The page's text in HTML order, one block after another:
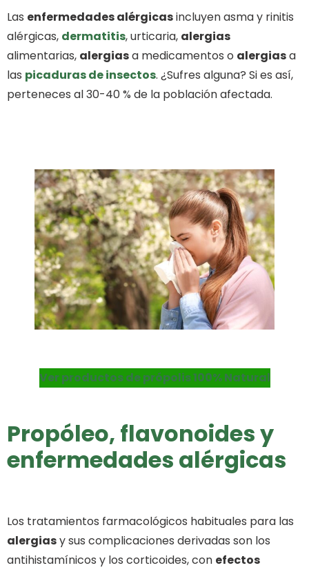
Las enfermedades alérgicasincluyen asma y rinitis
alérgicas, dermatitis, urticaria, alergias
alimentarias, alergiasa medicamentos o alergiasa
las picaduras de insectos. ¿Sufres alguna? Si es así,
perteneces al 30-40 % de la población afectada.
Ver productos de própolis 100% Natural
Propóleo, flavonoides y
enfermedades alérgicas
Los tratamientos farmacológicos habituales para las
alergiasy sus complicaciones derivadas son los
antihistamínicos y los corticoides, con efectos